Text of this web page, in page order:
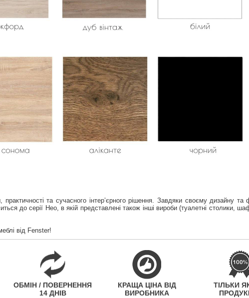
та сучасного інтер’єрного рішення. Завдяки своєму дизайну та
до серії Нео, в якій представлені також інші вироби (туалетні столики,
від Fenster!
ОБМІН / ПОВЕРНЕННЯ
14 ДНІВ
КРАЩА ЦІНА ВІД
ВИРОБНИКА
ТІЛЬКИ